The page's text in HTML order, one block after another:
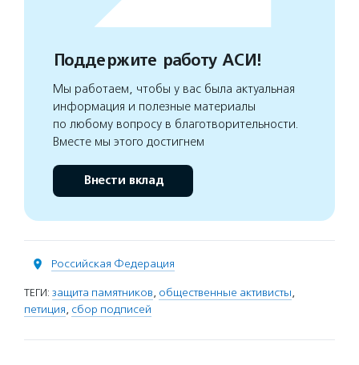
Поддержите работу АСИ!
Мы работаем, чтобы у вас была актуальная
информация и полезные материалы
по любому вопросу в благотворительности.
Вместе мы этого достигнем
Внести вклад
Российская Федерация
ТЕГИ: защита памятников, общественные активисты,
петиция, сбор подписей